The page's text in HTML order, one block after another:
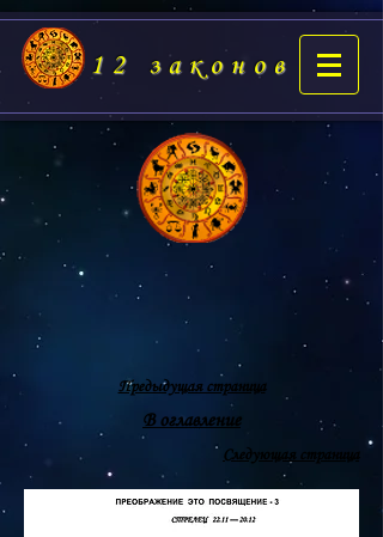
12 законов
Предыдущая страница
В оглавление
Следующая страница